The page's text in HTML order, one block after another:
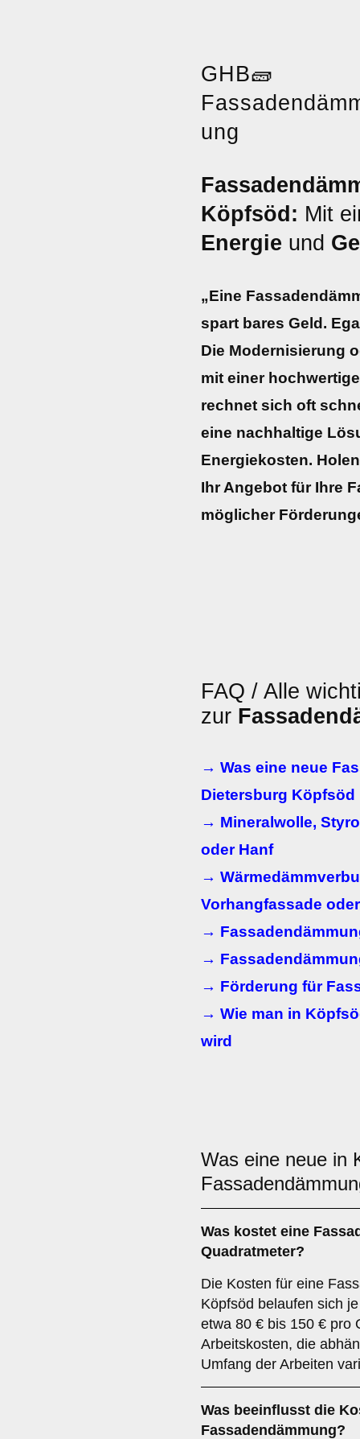
GHB🧱
ung
Köpfsöd: Mit
Energie und
„Eine
spart bares Geld.
Die Modernisierung
mit einer
rechnet sich oft
eine nachhaltige
Energiekosten.
Ihr Angebot für Ihre
möglicher
FAQ / Alle
zur
→ Was eine neue
Dietersburg Köpfsöd
→ Mineralwolle,
oder Hanf
→
Vorhangfassade
→
→
→ Förderung für
→ Wie man in
wird
Was eine neue in
Was kostet eine
Quadratmeter?
Die Kosten für eine
Köpfsöd belaufen sich
etwa 80 € bis 150 € pro
Arbeitskosten, die
Umfang der Arbeiten
Was beeinflusst die
Fassadendämmung?